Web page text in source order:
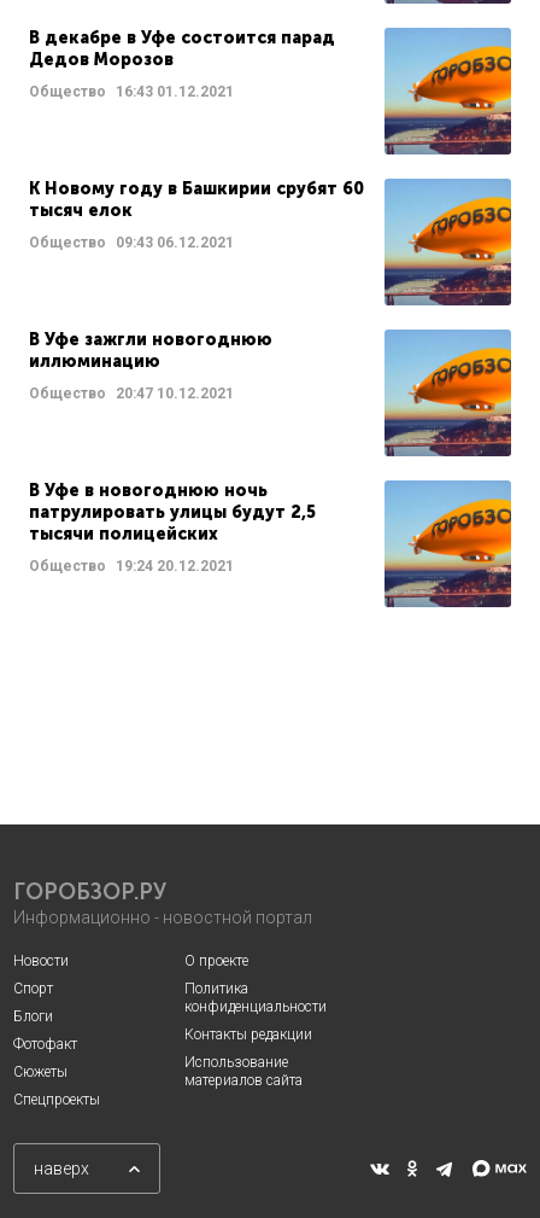
В декабре в Уфе состоится парад
Дедов Морозов
Общество 16:43 01.12.2021
К Новому году в Башкирии срубят 60
тысяч елок
Общество 09:43 06.12.2021
В Уфе зажгли новогоднюю
иллюминацию
Общество 20:47 10.12.2021
В Уфе в новогоднюю ночь
патрулировать улицы будут 2,5
тысячи полицейских
Общество 19:24 20.12.2021
ГОРОБЗОР.РУ
Информационно - новостной портал
Новости
Спорт
Блоги
Фотофакт
Сюжеты
Спецпроекты
О проекте
Политика
конфиденциальности
Контакты редакции
Использование
материалов сайта
наверх